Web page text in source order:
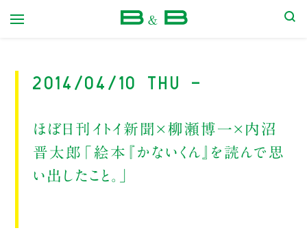
2014/04/10 Thu -
ほぼ日刊イトイ新聞×柳瀬博一×内沼
晋太郎「絵本『かないくん』を読んで思
い出したこと。」